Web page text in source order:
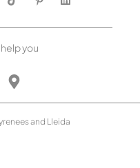
you
and Lleida